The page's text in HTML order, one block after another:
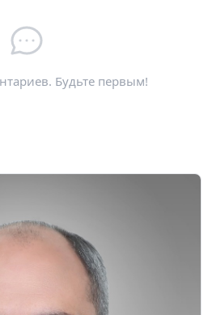
Будьте первым!